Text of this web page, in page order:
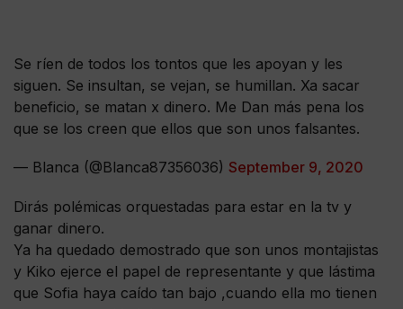
Se ríen de todos los tontos que les apoyan y les
siguen. Se insultan, se vejan, se humillan. Xa sacar
beneficio, se matan x dinero. Me Dan más pena los
que se los creen que ellos que son unos falsantes.
— Blanca (@Blanca87356036) September 9, 2020
Dirás polémicas orquestadas para estar en la tv y
ganar dinero.
Ya ha quedado demostrado que son unos montajistas
y Kiko ejerce el papel de representante y que lástima
que Sofia haya caído tan bajo ,cuando ella mo tienen